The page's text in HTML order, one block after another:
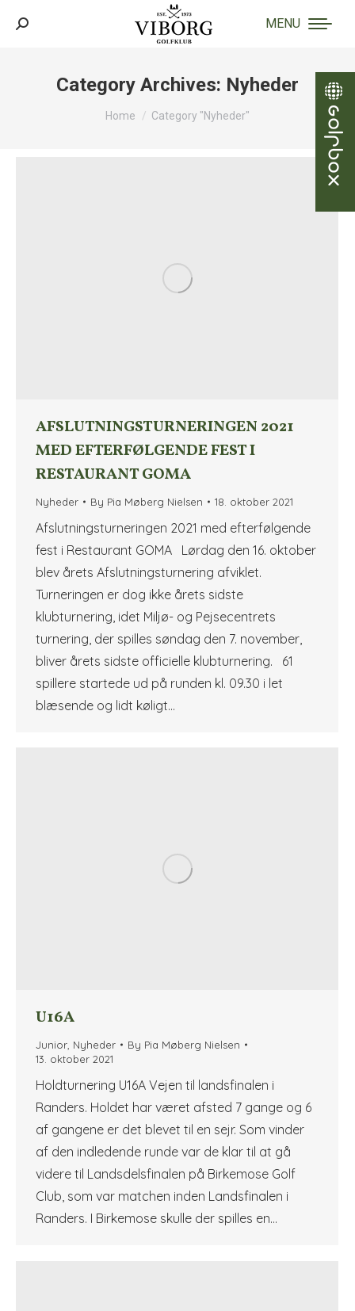
MENU
Search:
Category Archives: Nyheder
You are here:
Home Category "Nyheder"
AFSLUTNINGSTURNERINGEN 2021
MED EFTERFØLGENDE FEST I
RESTAURANT GOMA
Nyheder By Pia Møberg Nielsen 18. oktober 2021
Afslutningsturneringen 2021 med efterfølgende
fest i Restaurant GOMA Lørdag den 16. oktober
blev årets Afslutningsturnering afviklet.
Turneringen er dog ikke årets sidste
klubturnering, idet Miljø- og Pejsecentrets
turnering, der spilles søndag den 7. november,
bliver årets sidste officielle klubturnering. 61
spillere startede ud på runden kl. 09.30 i let
blæsende og lidt køligt…
U16A
Junior Nyheder By Pia Møberg Nielsen
13. oktober 2021
Holdturnering U16A Vejen til landsfinalen i
Randers. Holdet har været afsted 7 gange og 6
af gangene er det blevet til en sejr. Som vinder
af den indledende runde var de klar til at gå
videre til Landsdelsfinalen på Birkemose Golf
Club, som var matchen inden Landsfinalen i
Randers. I Birkemose skulle der spilles en…